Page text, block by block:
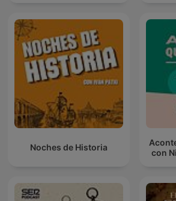
Noches de Historia
con